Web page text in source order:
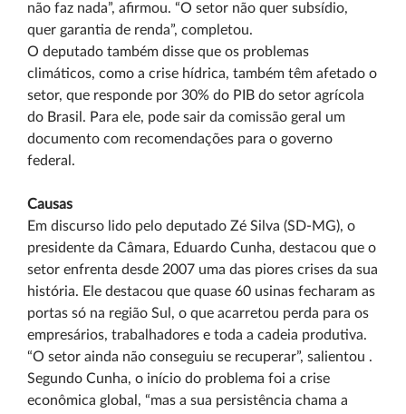
não faz nada”, afirmou. “O setor não quer subsídio,
quer garantia de renda”, completou.
O deputado também disse que os problemas
climáticos, como a crise hídrica, também têm afetado o
setor, que responde por 30% do PIB do setor agrícola
do Brasil. Para ele, pode sair da comissão geral um
documento com recomendações para o governo
federal.
Causas
Em discurso lido pelo deputado Zé Silva (SD-MG), o
presidente da Câmara, Eduardo Cunha, destacou que o
setor enfrenta desde 2007 uma das piores crises da sua
história. Ele destacou que quase 60 usinas fecharam as
portas só na região Sul, o que acarretou perda para os
empresários, trabalhadores e toda a cadeia produtiva.
“O setor ainda não conseguiu se recuperar”, salientou .
Segundo Cunha, o início do problema foi a crise
econômica global, “mas a sua persistência chama a